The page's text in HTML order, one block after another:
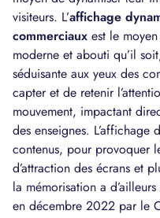
visiteurs. L’affichage
commerciaux est le
moderne et abouti qu’il
séduisante aux yeux des
capter et de retenir
mouvement, impactant
des enseignes.
contenus, pour provoquer
d’attraction des écrans et
la mémorisation a
en décembre 2022 par le